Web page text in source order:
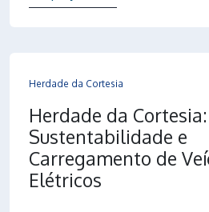
Herdade da Cortesia
Herdade da Cortesia:
Sustentabilidade e
Carregamento de
Elétricos